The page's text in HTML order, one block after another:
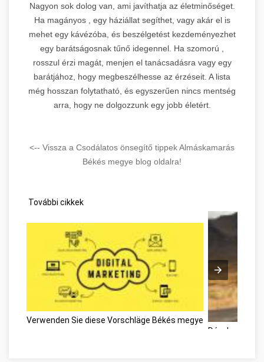
Nagyon sok dolog van, ami javíthatja az életminőséget.
Ha magányos , egy háziállat segíthet, vagy akár el is
mehet egy kávézóba, és beszélgetést kezdeményezhet
egy barátságosnak tűnő idegennel. Ha szomorú ,
rosszul érzi magát, menjen el tanácsadásra vagy egy
barátjához, hogy megbeszélhesse az érzéseit. A lista
még hosszan folytatható, és egyszerűen nincs mentség
arra, hogy ne dolgozzunk egy jobb életért.
<-- Vissza a Csodálatos önsegítő tippek Almáskamarás
Békés megye blog oldalra!
További cikkek
Verwenden Sie diese Vorschläge Békés megye